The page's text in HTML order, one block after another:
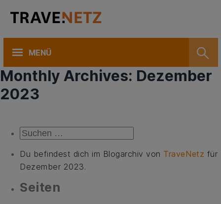
MENÜ
Month­ly Ar­chi­ves: De­zem­ber
2023
Suchen
Du befindest dich im Blogarchiv von TraveNetz für
Dezember 2023.
Sei­ten